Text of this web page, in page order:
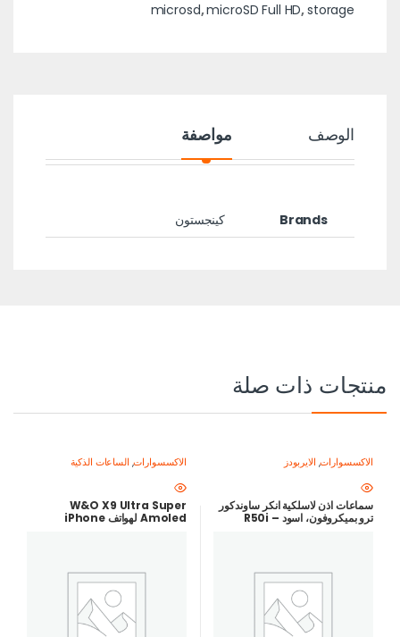
microsd,microSD Full HD,storage
الوصف مواصفة
Brands كينجستون
منتجات ذات صلة
الاكسسوارات, الايربودز
سماعات اذن لاسلكية انكر ساوندكور
ترو بميكروفون، اسود – R50i
الاكسسوارات, الساعات الذكية
W&O X9 Ultra Super
Amoled لهواتف iPhone